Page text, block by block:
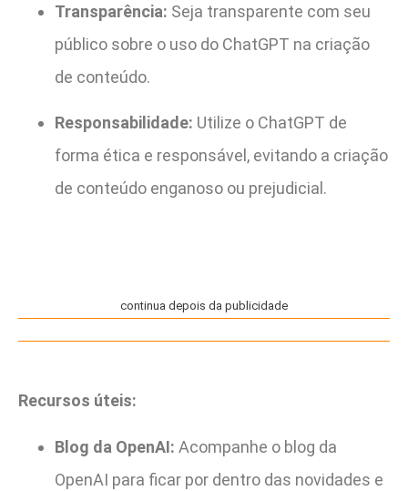
Transparência: Seja transparente com seu
público sobre o uso do ChatGPT na criação
de conteúdo.
Responsabilidade: Utilize o ChatGPT de
forma ética e responsável, evitando a criação
de conteúdo enganoso ou prejudicial.
continua depois da publicidade
Recursos úteis:
Blog da OpenAI: Acompanhe o blog da
OpenAI para ficar por dentro das novidades e